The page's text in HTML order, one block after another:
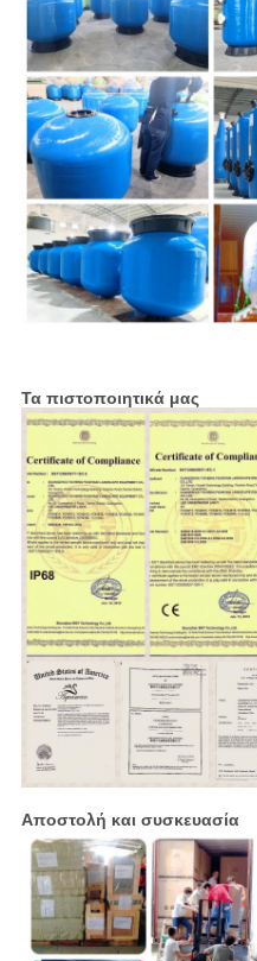
Τα πιστοποιητικά μας
Αποστολή και συσκευασία